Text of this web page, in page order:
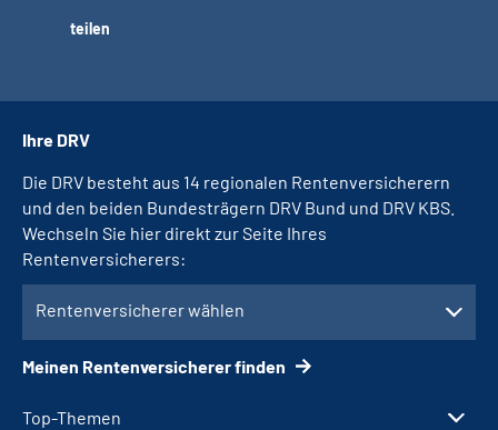
teilen
Top-Themen
Ihre DRV
Die DRV besteht aus 14 regionalen Rentenversicherern
und den beiden Bundesträgern DRV Bund und DRV KBS.
Wechseln Sie hier direkt zur Seite Ihres
Rentenversicherers:
Rentenversicherer wählen
Meinen Rentenversicherer finden